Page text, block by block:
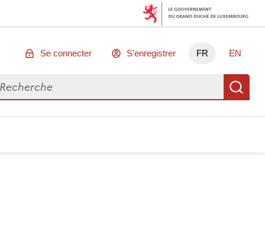
Se connecter S'enregistrer FR EN
des données